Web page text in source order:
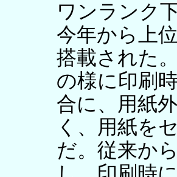
ワンランク
今年から上
搭載された
の様に印刷
合に、用紙
く、用紙を
だ。従来か